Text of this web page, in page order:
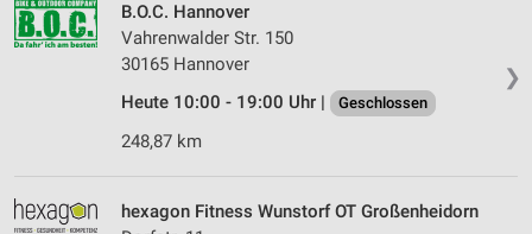
❯
B.O.C. Hannover
Vahrenwalder Str. 150
30165 Hannover
Heute 10:00 - 19:00 Uhr |
Geschlossen
248,87 km
hexagon Fitness Wunstorf OT Großenheidorn